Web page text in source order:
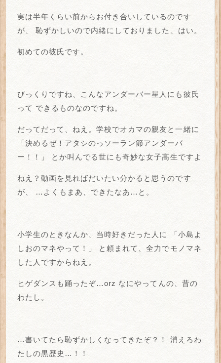
実は半年くらい前からお付き合いしているのです
が、
恥ずかしいので内緒にしておりました、はい。
初めての彼氏です。
びっくりですね、こんなアンダーバー星人にも彼氏
って できるものなのですね。
だってだって、ねえ。学校でオカマの親友と一緒に
「決めるぜ！アタシのっソーラン節アンダーバ
ー！！」
とか叫んでる世にも奇妙な女子高生ですよ
ねえ？動画を見ればだいたい分かると思うのです
が、
…よくもまあ、できたなあ…と。
小学生のときなんか、当時好きだった人に
「小島よ
しおのマネやって！」
と頼まれて、全力でモノマネ
した人ですからねえ。
ヒゲダンスも踊ったぞ…orz なにやってんの、昔の
わたし。
…書いてたら恥ずかしくなってきたぞ？！
消えろわ
たしの黒歴史…！！